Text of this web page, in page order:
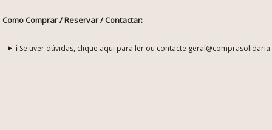
Como Comprar / Reservar / Contactar:
ℹ️ Se tiver dúvidas, clique aqui para ler ou contacte